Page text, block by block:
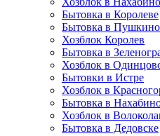
Бытовка в Королеве
Бытовкa в Пушкино
Хозблок Королев
Бытовка в
Хозблок в
Бытовки в Истре
Хозблок в
Бытовка в
Хозблок в
Бытовкa в Дедовске